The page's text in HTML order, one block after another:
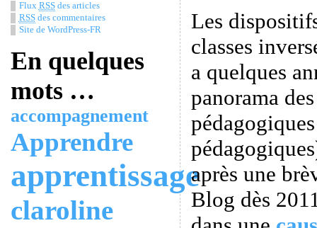
Flux RSSdes articles
RSSdes commentaires
Site de WordPress-FR
En quelques
mots …
accompagnement
Apprendre
apprentissage
claroline
Les
classes
a quelques
panorama
après une
Blog dès